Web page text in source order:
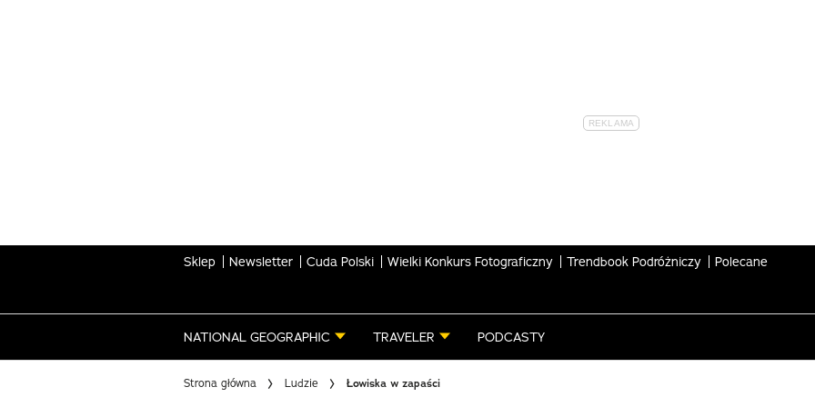
Sklep Newsletter Cuda Polski Wielki Konkurs Fotograficzny Trendbook Podróżniczy Polecane
NATIONAL GEOGRAPHIC TRAVELER PODCASTY
Strona główna Ludzie Łowiska w zapaści